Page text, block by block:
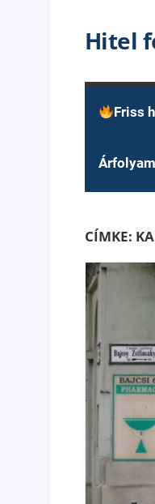
Hitel
Friss
CÍMKE: